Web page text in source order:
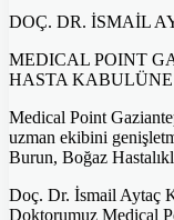
DOÇ. DR. İSMAİL
MEDICAL POINT
HASTA
Medical Point
uzman ekibini
Burun, Boğaz
Doç. Dr. İsmail Aytaç
Doktorumuz Medical